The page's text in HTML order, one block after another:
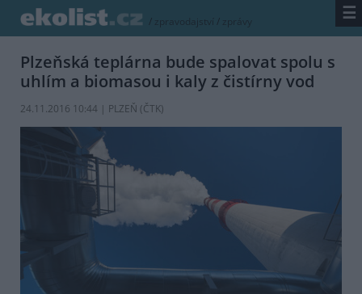
/ zpravodajství / zprávy ☰
Plzeňská teplárna bude spalovat spolu s
uhlím a biomasou i kaly z čistírny vod
24.11.2016 10:44 | PLZEŇ (ČTK)